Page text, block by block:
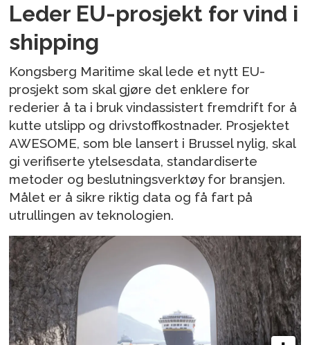
Leder EU-prosjekt for vind i
shipping
Kongsberg Maritime skal lede et nytt EU-
prosjekt som skal gjøre det enklere for
rederier å ta i bruk vindassistert fremdrift for å
kutte utslipp og drivstoffkostnader. Prosjektet
AWESOME, som ble lansert i Brussel nylig, skal
gi verifiserte ytelsesdata, standardiserte
metoder og beslutningsverktøy for bransjen.
Målet er å sikre riktig data og få fart på
utrullingen av teknologien.